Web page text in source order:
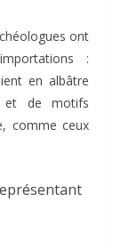
ont
:
en albâtre
et de motifs
comme ceux